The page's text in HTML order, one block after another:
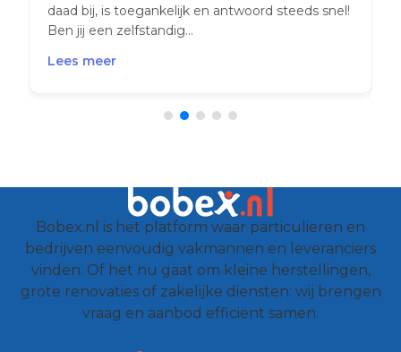
daad bij, is toegankelijk en antwoord steeds snel!
Ben jij een zelfstandig...
Lees meer
Bobex.nl is het platform waar particulieren en
bedrijven eenvoudig vakmannen en leveranciers
vinden. Of het nu gaat om kleine herstellingen,
grote renovaties of zakelijke diensten: wij brengen
vraag en aanbod efficiënt samen.